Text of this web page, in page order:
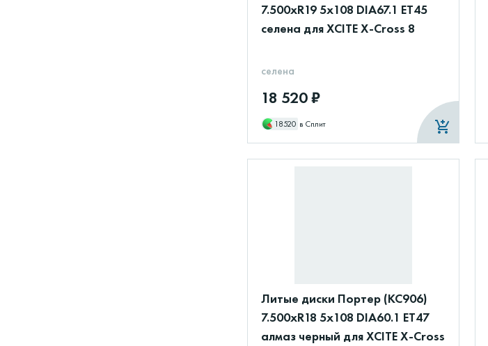
7.500xR19 5x108 DIA67.1 ET45
селена для XCITE X-Cross 8
селена
18 520 ₽
18520 в Сплит
Литые диски Портер (КС906)
7.500xR18 5x108 DIA60.1 ET47
алмаз черный для XCITE X-Cross